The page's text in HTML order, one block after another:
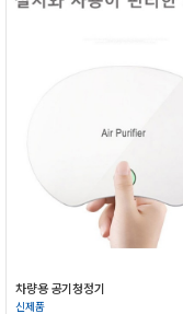
차량용 공기청정기
신제품